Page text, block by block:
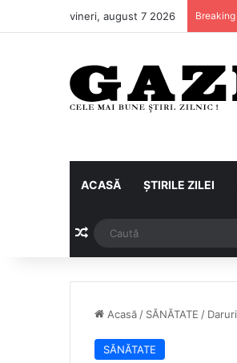
vineri, august 7 2026
ACASĂ ȘTIRILE ZILEI
Articol aleatoriu
Acasă / SĂNĂTATE /
SĂNĂTATE